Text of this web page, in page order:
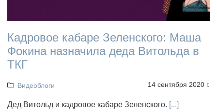
Кадровое кабаре Зеленского: Маша
Фокина назначила деда Витольда в
ТКГ
Видеоблоги 14 сентября 2020 г.
Дед Витольд и кадровое кабаре Зеленского. [...]